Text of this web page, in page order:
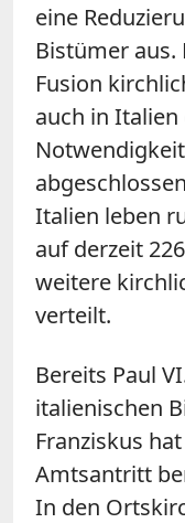
eine
Bistümer
Fusion
auch in
Italien leben
auf derzeit
weitere
verteilt.
Bereits Paul
italienischen
Franziskus
Amtsantritt
In den